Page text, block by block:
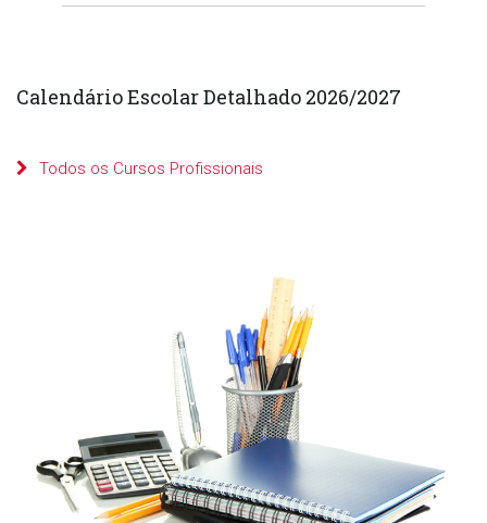
Calendário Escolar Detalhado 2026/2027
Todos os Cursos Profissionais